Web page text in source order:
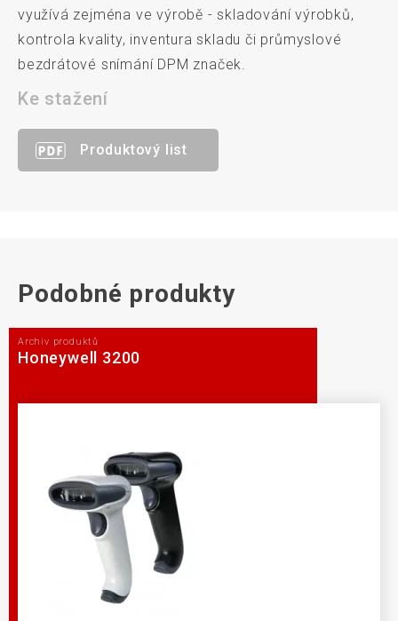
využívá zejména ve výrobě - skladování výrobků,
kontrola kvality, inventura skladu či průmyslové
bezdrátové snímání DPM značek.
Ke stažení
Produktový list
Podobné produkty
Archiv produktů
Honeywell 3200